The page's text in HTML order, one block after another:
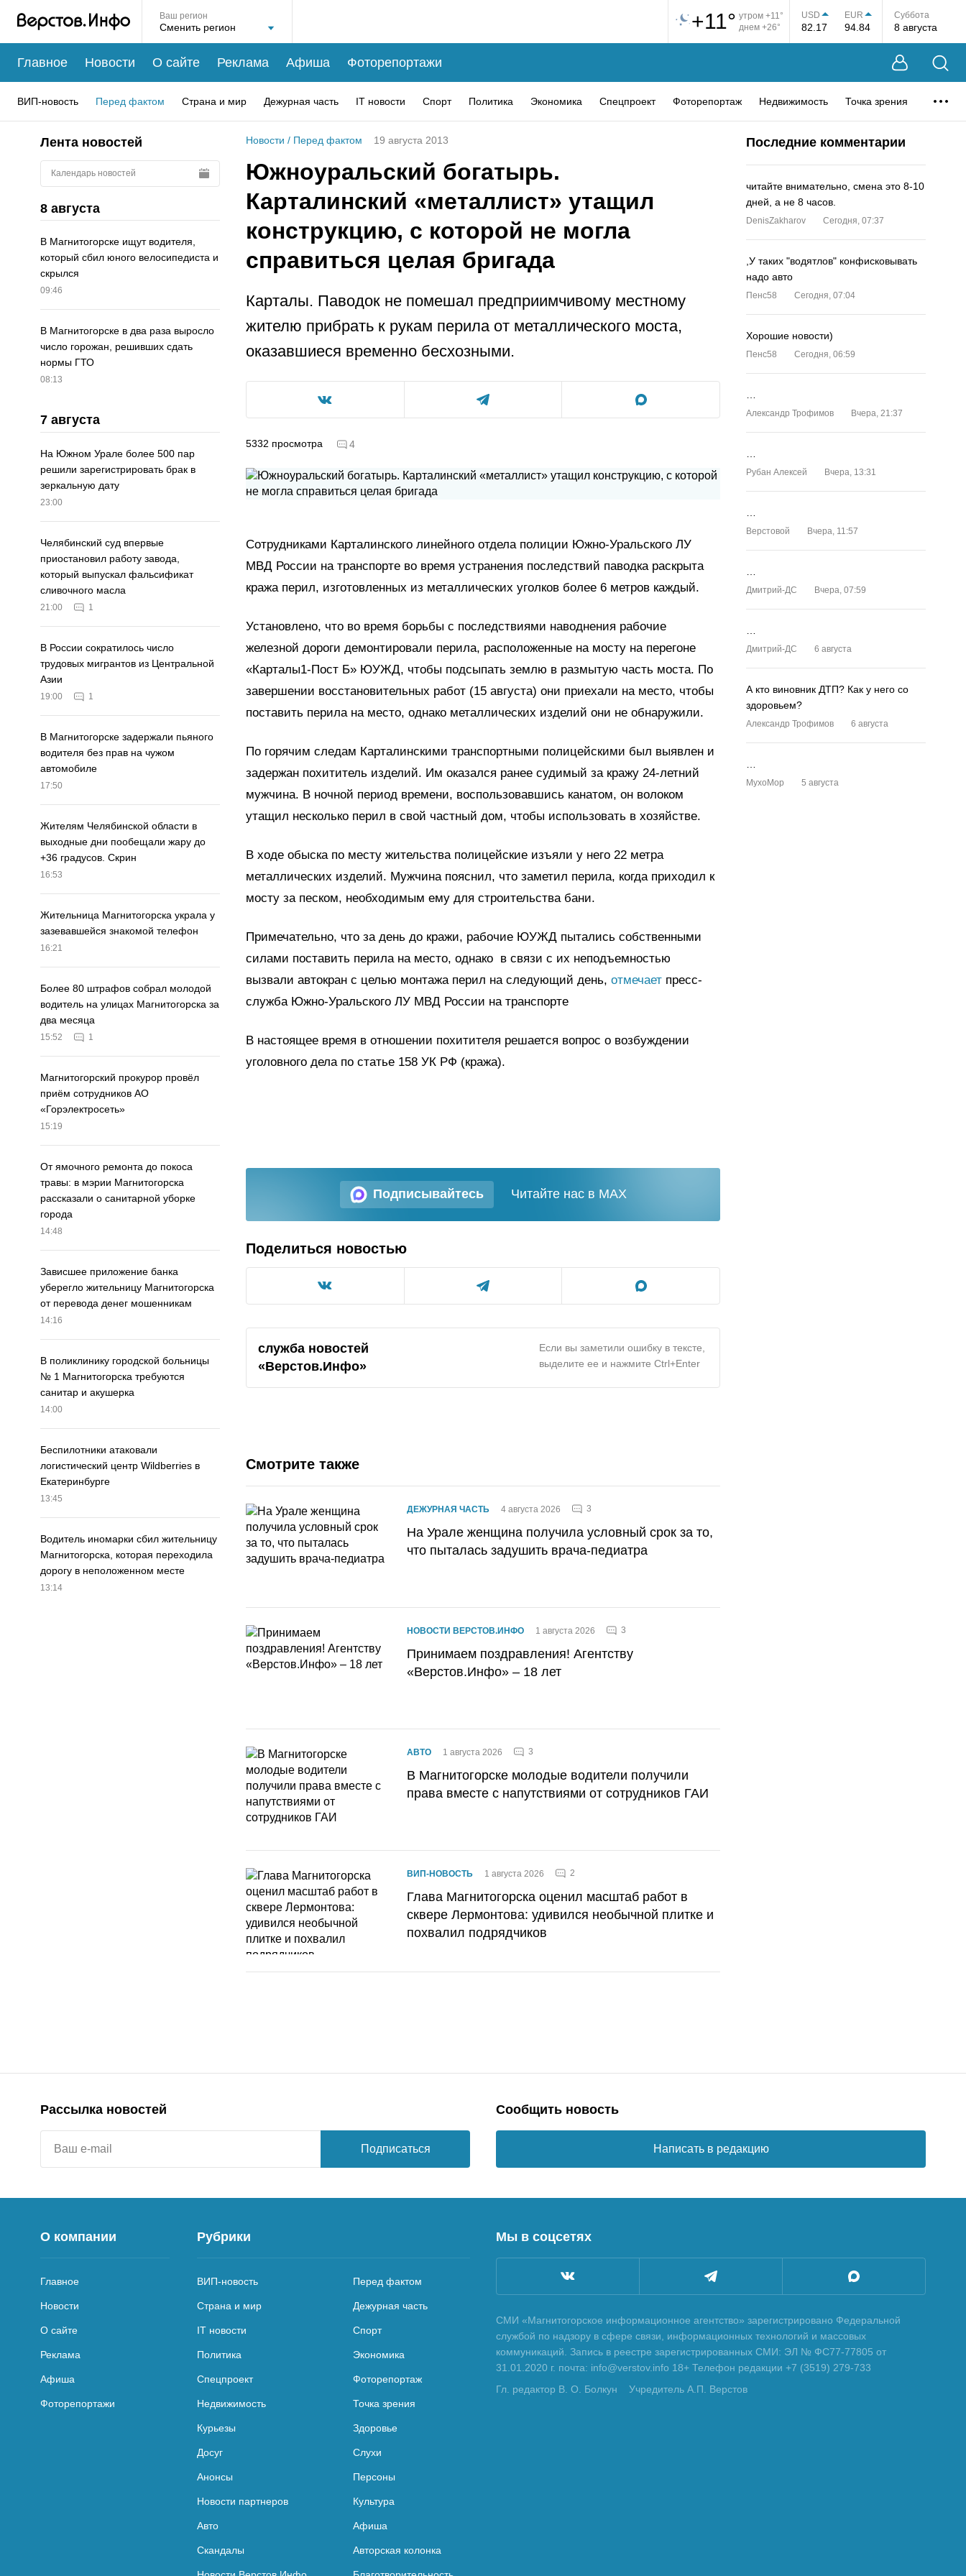
Ваш регион +11° утром +11°
днем +26°
USD
82.17
EUR
94.84
Суббота
8 августа
Главное Новости О сайте Реклама Афиша Фоторепортажи
ВИП-новость Перед фактом Страна и мир Дежурная часть IT новости Спорт Политика Экономика Спецпроект Фоторепортаж Недвижимость Точка зрения
Лента новостей
Календарь новостей
8 августа
В Магнитогорске ищут водителя,
который сбил юного велосипедиста и
скрылся
09:46
В Магнитогорске в два раза выросло
число горожан, решивших сдать
нормы ГТО
08:13
7 августа
На Южном Урале более 500 пар
решили зарегистрировать брак в
зеркальную дату
23:00
Челябинский суд впервые
приостановил работу завода,
который выпускал фальсификат
сливочного масла
21:00 1
В России сократилось число
трудовых мигрантов из Центральной
Азии
19:00 1
В Магнитогорске задержали пьяного
водителя без прав на чужом
автомобиле
17:50
Жителям Челябинской области в
выходные дни пообещали жару до
+36 градусов. Скрин
16:53
Жительница Магнитогорска украла у
зазевавшейся знакомой телефон
16:21
Более 80 штрафов собрал молодой
водитель на улицах Магнитогорска за
два месяца
15:52 1
Магнитогорский прокурор провёл
приём сотрудников АО
«Горэлектросеть»
15:19
От ямочного ремонта до покоса
травы: в мэрии Магнитогорска
рассказали о санитарной уборке
города
14:48
Зависшее приложение банка
уберегло жительницу Магнитогорска
от перевода денег мошенникам
14:16
В поликлинику городской больницы
№ 1 Магнитогорска требуются
санитар и акушерка
14:00
Беспилотники атаковали
логистический центр Wildberries в
Екатеринбурге
13:45
Водитель иномарки сбил жительницу
Магнитогорска, которая переходила
дорогу в неположенном месте
13:14
Новости / Перед фактом 19 августа 2013
Южноуральский богатырь.
Карталинский «металлист» утащил
конструкцию, с которой не могла
справиться целая бригада
Карталы. Паводок не помешал предприимчивому местному
жителю прибрать к рукам перила от металлического моста,
оказавшиеся временно бесхозными.
5332 просмотра 4
Сотрудниками Карталинского линейного отдела полиции Южно-Уральского ЛУ
МВД России на транспорте во время устранения последствий паводка раскрыта
кража перил, изготовленных из металлических уголков более 6 метров каждый.
Установлено, что во время борьбы с последствиями наводнения рабочие
железной дороги демонтировали перила, расположенные на мосту на перегоне
«Карталы1-Пост Б» ЮУЖД, чтобы подсыпать землю в размытую часть моста. По
завершении восстановительных работ (15 августа) они приехали на место, чтобы
поставить перила на место, однако металлических изделий они не обнаружили.
По горячим следам Карталинскими транспортными полицейскими был выявлен и
задержан похититель изделий. Им оказался ранее судимый за кражу 24-летний
мужчина. В ночной период времени, воспользовавшись канатом, он волоком
утащил несколько перил в свой частный дом, чтобы использовать в хозяйстве.
В ходе обыска по месту жительства полицейские изъяли у него 22 метра
металлических изделий. Мужчина пояснил, что заметил перила, когда приходил к
мосту за песком, необходимым ему для строительства бани.
Примечательно, что за день до кражи, рабочие ЮУЖД пытались собственными
силами поставить перила на место, однако в связи с их неподъемностью
вызвали автокран с целью монтажа перил на следующий день, отмечает пресс-
служба Южно-Уральского ЛУ МВД России на транспорте
В настоящее время в отношении похитителя решается вопрос о возбуждении
уголовного дела по статье 158 УК РФ (кража).
Подписывайтесь Читайте нас в MAX
Поделиться новостью
служба новостей
«Верстов.Инфо»
Если вы заметили ошибку в тексте,
выделите ее и нажмите Ctrl+Enter
Смотрите также
ДЕЖУРНАЯ ЧАСТЬ 4 августа 2026 3
На Урале женщина получила условный срок за то,
что пыталась задушить врача-педиатра
НОВОСТИ ВЕРСТОВ.ИНФО 1 августа 2026 3
Принимаем поздравления! Агентству
«Верстов.Инфо» – 18 лет
АВТО 1 августа 2026 3
В Магнитогорске молодые водители получили
права вместе с напутствиями от сотрудников ГАИ
ВИП-НОВОСТЬ 1 августа 2026 2
Глава Магнитогорска оценил масштаб работ в
сквере Лермонтова: удивился необычной плитке и
похвалил подрядчиков
Последние комментарии
читайте внимательно, смена это 8-10
дней, а не 8 часов.
DenisZakharov Сегодня, 07:37
,У таких "водятлов" конфисковывать
надо авто
Пенс58 Сегодня, 07:04
Хорошие новости)
Пенс58 Сегодня, 06:59
Александр Трофимов Вчера, 21:37
Рубан Алексей Вчера, 13:31
Верстовой Вчера, 11:57
Дмитрий-ДС Вчера, 07:59
Дмитрий-ДС 6 августа
А кто виновник ДТП? Как у него со
здоровьем?
Александр Трофимов 6 августа
MyxoMop 5 августа
Рассылка новостей
Подписаться
Сообщить новость
Написать в редакцию
О компании
Главное
Новости
О сайте
Реклама
Афиша
Фоторепортажи
Рубрики
ВИП-новость Перед фактом
Страна и мир Дежурная часть
IT новости Спорт
Политика Экономика
Спецпроект Фоторепортаж
Недвижимость Точка зрения
Курьезы Здоровье
Досуг Слухи
Анонсы Персоны
Новости партнеров Культура
Авто Афиша
Скандалы Авторская колонка
Мы в соцсетях
СМИ «Магнитогорское информационное агентство» зарегистрировано Федеральной
службой по надзору в сфере связи, информационных технологий и массовых
коммуникаций. Запись в реестре зарегистрированных СМИ: ЭЛ № ФС77-77805 от
31.01.2020 г. почта: info@verstov.info 18+ Телефон редакции +7 (3519) 279-733
Гл. редактор В. О. Болкун
Учредитель А.П. Верстов